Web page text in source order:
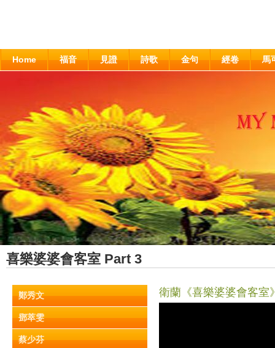
Home 福音 見證 詩歌 金句 經卷 馬
喜樂婆婆會客室 Part 3
鄭秀文
鄧萃雯
蔡少芬
衛蘭《喜樂婆婆會客室